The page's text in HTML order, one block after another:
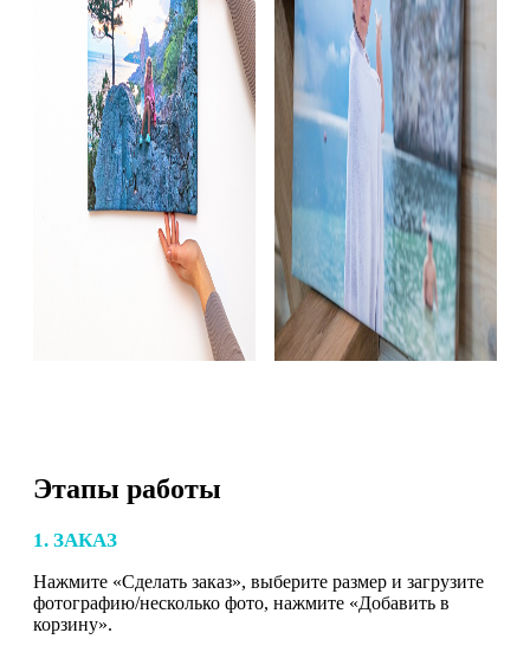
Этапы работы
1. ЗАКАЗ
Нажмите «Сделать заказ», выберите размер и загрузите
фотографию/несколько фото, нажмите «Добавить в
корзину».